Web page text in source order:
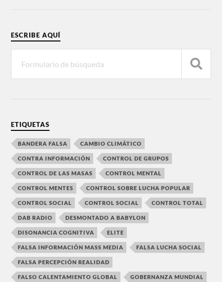
ESCRIBE AQUÍ
ETIQUETAS
BANDERA FALSA CAMBIO CLIMÁTICO
CONTRA INFORMACIÓN CONTROL DE GRUPOS
CONTROL DE LAS MASAS CONTROL MENTAL
CONTROL MENTES CONTROL SOBRE LUCHA POPULAR
CONTROL SOCIAL CONTROL SOCIAL CONTROL TOTAL
DAB RADIO DESMONTADO A BABYLON
DISONANCIA COGNITIVA ELITE
FALSA INFORMACIÓN MASS MEDIA FALSA LUCHA SOCIAL
FALSA PERCEPCIÓN REALIDAD
FALSO CALENTAMIENTO GLOBAL GOBERNANZA MUNDIAL